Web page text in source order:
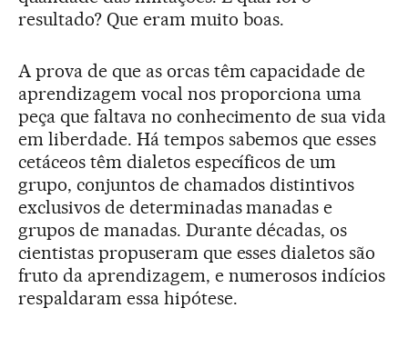
resultado? Que eram muito boas.
A prova de que as orcas têm capacidade de
aprendizagem vocal nos proporciona uma
peça que faltava no conhecimento de sua vida
em liberdade. Há tempos sabemos que esses
cetáceos têm dialetos específicos de um
grupo, conjuntos de chamados distintivos
exclusivos de determinadas manadas e
grupos de manadas. Durante décadas, os
cientistas propuseram que esses dialetos são
fruto da aprendizagem, e numerosos indícios
respaldaram essa hipótese.